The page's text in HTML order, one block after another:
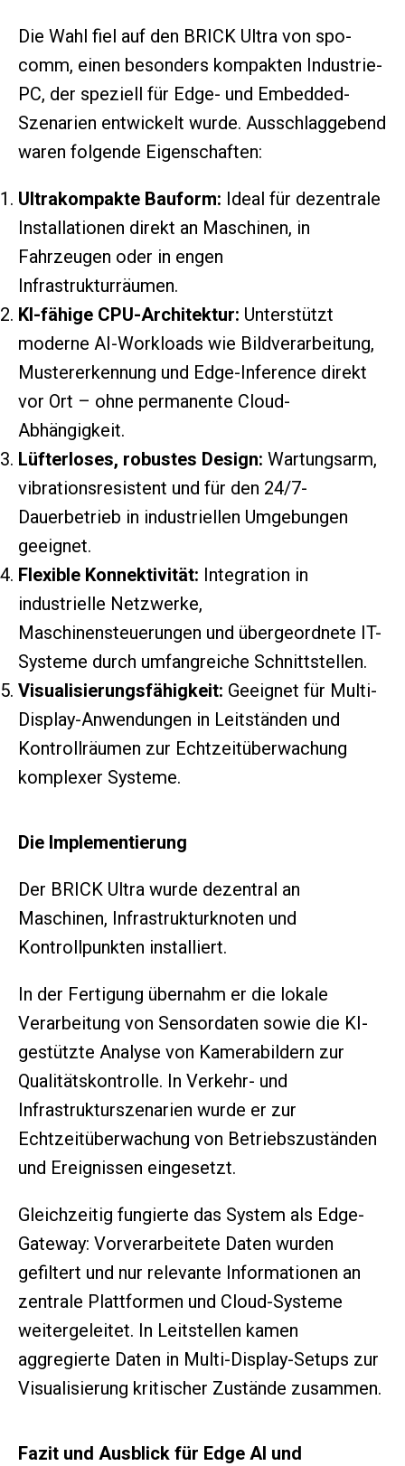
Die Wahl fiel auf den BRICK Ultra von spo-
comm, einen besonders kompakten Industrie-
PC, der speziell für Edge- und Embedded-
Szenarien entwickelt wurde. Ausschlaggebend
waren folgende Eigenschaften:
Ultrakompakte Bauform: Ideal für dezentrale
Installationen direkt an Maschinen, in
Fahrzeugen oder in engen
Infrastrukturräumen.
KI-fähige CPU-Architektur: Unterstützt
moderne AI-Workloads wie Bildverarbeitung,
Mustererkennung und Edge-Inference direkt
vor Ort – ohne permanente Cloud-
Abhängigkeit.
Lüfterloses, robustes Design: Wartungsarm,
vibrationsresistent und für den 24/7-
Dauerbetrieb in industriellen Umgebungen
geeignet.
Flexible Konnektivität: Integration in
industrielle Netzwerke,
Maschinensteuerungen und übergeordnete IT-
Systeme durch umfangreiche Schnittstellen.
Visualisierungsfähigkeit: Geeignet für Multi-
Display-Anwendungen in Leitständen und
Kontrollräumen zur Echtzeitüberwachung
komplexer Systeme.
Die Implementierung
Der BRICK Ultra wurde dezentral an
Maschinen, Infrastrukturknoten und
Kontrollpunkten installiert.
In der Fertigung übernahm er die lokale
Verarbeitung von Sensordaten sowie die KI-
gestützte Analyse von Kamerabildern zur
Qualitätskontrolle. In Verkehr- und
Infrastrukturszenarien wurde er zur
Echtzeitüberwachung von Betriebszuständen
und Ereignissen eingesetzt.
Gleichzeitig fungierte das System als Edge-
Gateway: Vorverarbeitete Daten wurden
gefiltert und nur relevante Informationen an
zentrale Plattformen und Cloud-Systeme
weitergeleitet. In Leitstellen kamen
aggregierte Daten in Multi-Display-Setups zur
Visualisierung kritischer Zustände zusammen.
Fazit und Ausblick für Edge AI und